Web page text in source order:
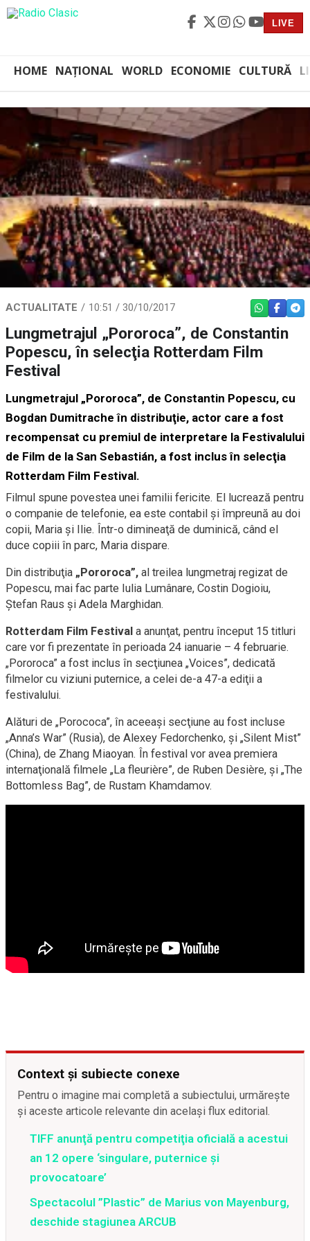
LIVE
HOME NAȚIONAL WORLD ECONOMIE CULTURĂ
ACTUALITATE 10:51 / 30/10/2017 WHATSAPP
Lungmetrajul „Pororoca”, de Constantin
Popescu, în selecţia Rotterdam Film
Festival
Lungmetrajul „Pororoca”, de Constantin Popescu, cu
Bogdan Dumitrache în distribuţie, actor care a fost
recompensat cu premiul de interpretare la Festivalului
de Film de la San Sebastián, a fost inclus în selecţia
Rotterdam Film Festival.
Filmul spune povestea unei familii fericite. El lucrează pentru
o companie de telefonie, ea este contabil şi împreună au doi
copii, Maria şi Ilie. Într-o dimineaţă de duminică, când el
duce copiii în parc, Maria dispare.
Din distribuţia „Pororoca”, al treilea lungmetraj regizat de
Popescu, mai fac parte Iulia Lumânare, Costin Dogioiu,
Ştefan Raus şi Adela Marghidan.
Rotterdam Film Festival a anunţat, pentru început 15 titluri
care vor fi prezentate în perioada 24 ianuarie – 4 februarie.
„Pororoca” a fost inclus în secţiunea „Voices”, dedicată
filmelor cu viziuni puternice, a celei de-a 47-a ediţii a
festivalului.
Alături de „Porococa”, în aceeaşi secţiune au fost incluse
„Anna’s War” (Rusia), de Alexey Fedorchenko, şi „Silent Mist”
(China), de Zhang Miaoyan. În festival vor avea premiera
internaţională filmele „La fleurière”, de Ruben Desière, şi „The
Bottomless Bag”, de Rustam Khamdamov.
Context și subiecte conexe
Pentru o imagine mai completă a subiectului, urmărește
și aceste articole relevante din același flux editorial.
TIFF anunţă pentru competiţia oficială a acestui
an 12 opere ‘singulare, puternice şi
provocatoare’
Spectacolul ”Plastic” de Marius von Mayenburg,
deschide stagiunea ARCUB